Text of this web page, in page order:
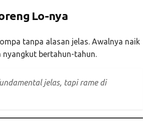
Lo-nya
tanpa alasan jelas. Awalnya naik
bertahun-tahun.
jelas, tapi rame di